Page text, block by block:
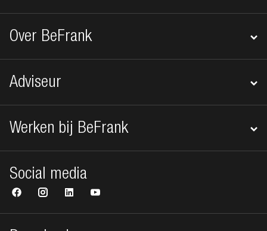
Over BeFrank
Adviseur
Werken bij BeFrank
Social media